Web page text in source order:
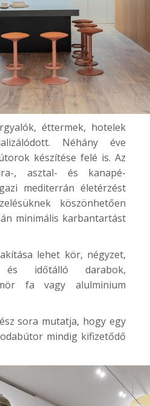
éttermek, hotelek
Néhány éve
készítése felé is. Az
, asztal- és kanapé-
mediterrán életérzést
köszönhetően
minimális karbantartást
lehet kör, négyzet,
időtálló darabok,
fa vagy alulminium
sora mutatja, hogy egy
mindig kifizetődő